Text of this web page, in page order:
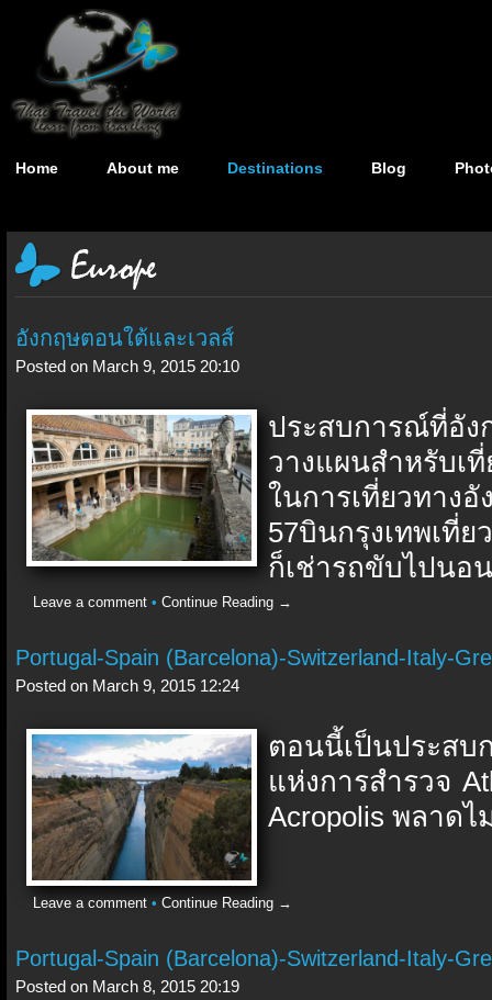
Home About me Destinations Blog
อังกฤษตอนใต้และเวลส์
Posted on March 9, 2015 20:10
ประสบการณ์ที่อั
วางแผนสำหรับเ
ในการเที่ยวทาง
57บินกรุงเทพเที่
ก็เช่ารถขับไปนอ
Leave a comment • Continue Reading →
Portugal-Spain (Barcelona)-Switzerland-Italy-
Posted on March 9, 2015 12:24
ตอนนี้เป็นประสบ
แห่งการสำรวจ
Acropolis พลาดไ
Leave a comment • Continue Reading →
Portugal-Spain (Barcelona)-Switzerland-Italy-
Posted on March 8, 2015 20:19